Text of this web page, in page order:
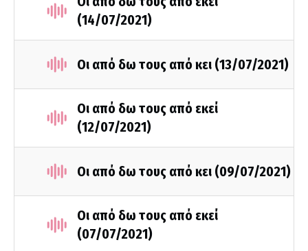
(14/07/2021)
Οι από δω τους από κει (13/07/2021)
Οι από δω τους από εκεί
(12/07/2021)
Οι από δω τους από κει (09/07/2021)
Οι από δω τους από εκεί
(07/07/2021)